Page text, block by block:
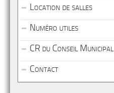
Location de salles
Numéro utiles
CR du Conseil Municipal
Contact